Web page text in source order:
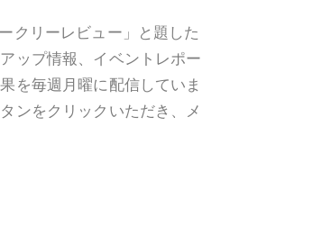
クリーレビュー」と題した
ップ情報、イベントレポー
を毎週月曜に配信していま
ンをクリックいただき、メ